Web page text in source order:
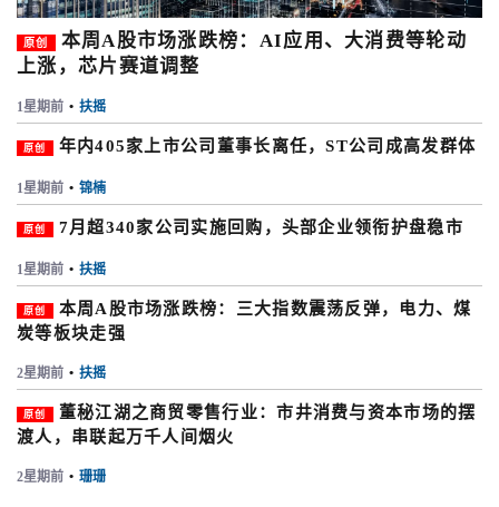
原创
本周A股市场涨跌榜：AI应用、大消费等轮动
上涨，芯片赛道调整
1星期前 • 扶摇
原创 年内405家上市公司董事长离任，ST公司成高发群体
1星期前 • 锦楠
原创 7月超340家公司实施回购，头部企业领衔护盘稳市
1星期前 • 扶摇
原创
本周A股市场涨跌榜：三大指数震荡反弹，电力、煤
炭等板块走强
2星期前 • 扶摇
原创
董秘江湖之商贸零售行业：市井消费与资本市场的摆
渡人，串联起万千人间烟火
2星期前 • 珊珊